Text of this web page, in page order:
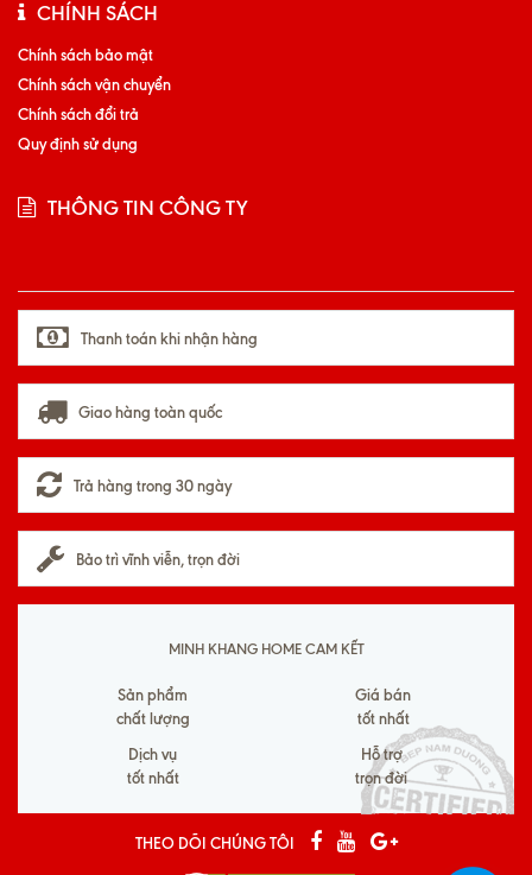
CHÍNH SÁCH
Chính sách bảo mật
Chính sách vận chuyển
Chính sách đổi trả
Quy định sử dụng
THÔNG TIN CÔNG TY
Thanh toán khi nhận hàng
Giao hàng toàn quốc
Trả hàng trong 30 ngày
Bảo trì vĩnh viễn, trọn đời
MINH KHANG HOME CAM KẾT
Sản phẩm
chất lượng
Giá bán
tốt nhất
Dịch vụ
tốt nhất
Hỗ trợ
trọn đời
THEO DÕI CHÚNG TÔI